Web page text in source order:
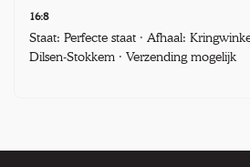
16:8
Staat: Perfecte staat · Afhaal:
Dilsen-Stokkem · Verzending mogelijk